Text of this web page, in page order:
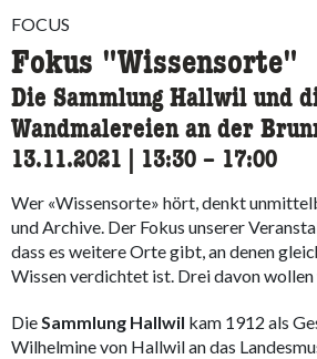
FOCUS
Fokus "Wissensorte"
Die Sammlung Hallwil und
Wandmalereien an der
13.11.2021 13:30 – 17:00
Wer «Wissensorte» hört, denkt
und Archive. Der Fokus unserer
dass es weitere Orte gibt, an denen
Wissen verdichtet ist. Drei davon
DieSammlung Hallwil kam 1912 als
Wilhelmine von Hallwil an das